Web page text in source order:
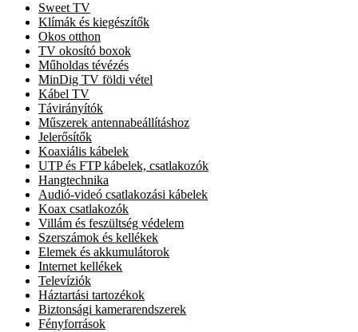
Sweet TV
Klímák és kiegészítők
Okos otthon
TV okosító boxok
Műholdas tévézés
MinDig TV földi vétel
Kábel TV
Távirányítók
Műszerek antennabeállításhoz
Jelerősítők
Koaxiális kábelek
UTP és FTP kábelek, csatlakozók
Hangtechnika
Audió-videó csatlakozási kábelek
Koax csatlakozók
Villám és feszültség védelem
Szerszámok és kellékek
Elemek és akkumulátorok
Internet kellékek
Televíziók
Háztartási tartozékok
Biztonsági kamerarendszerek
Fényforrások